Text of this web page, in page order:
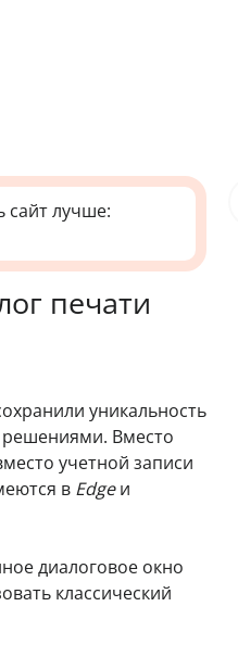
сайт лучше:
печати
уникальность
Вместо
учетной записи
в Edgeи
диалоговое окно
классический